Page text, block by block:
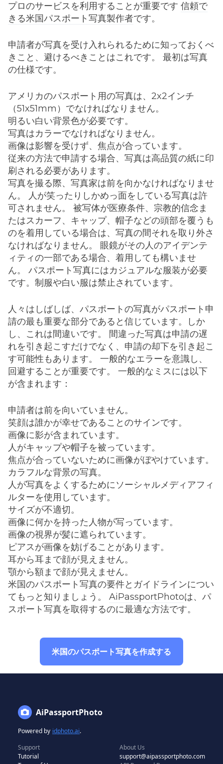
プロのサービスを利用することが重要です 信頼で
きる米国パスポート写真製作者です。
申請者が写真を受け入れられるために知っておくべ
きこと、避けるべきことはこれです。 最初は写真
の仕様です。
アメリカのパスポート用の写真は、2x2インチ
（51x51mm）でなければなりません。
明るい白い背景色が必要です。
写真はカラーでなければなりません。
画像は影響を受けず、焦点が合っています。
従来の方法で申請する場合、写真は高品質の紙に印
刷される必要があります。
写真を撮る際、写真家は前を向かなければなりませ
ん。 人が笑ったりしかめっ面をしている写真は許
可されません。 被写体が医療条件、宗教的信念ま
たはスカーフ、キャップ、帽子などの頭部を覆うも
のを着用している場合は、写真の間それを取り外さ
なければなりません。 眼鏡がその人のアイデンテ
ィティの一部である場合、着用しても構いませ
ん。 パスポート写真にはカジュアルな服装が必要
です。制服や白い服は禁止されています。
人々はしばしば、パスポートの写真がパスポート申
請の最も重要な部分であると信じています。しか
し、これは間違いです。 間違った写真は申請の遅
れを引き起こすだけでなく、申請の却下を引き起こ
す可能性もあります。 一般的なエラーを意識し、
回避することが重要です。 一般的なミスには以下
が含まれます：
申請者は前を向いていません。
笑顔は誰かが幸せであることのサインです。
画像に影が含まれています。
人がキャップや帽子を被っています。
焦点が合っていないために画像がぼやけています。
カラフルな背景の写真。
人が写真をよくするためにソーシャルメディアフィ
ルターを使用しています。
サイズが不適切。
画像に何かを持った人物が写っています。
画像の視界が髪に遮られています。
ピアスが画像を妨げることがあります。
耳から耳まで顔が見えません。
顎から額まで顔が見えません。
米国のパスポート写真の要件とガイドラインについ
てもっと知りましょう。 AiPassportPhotoは、パ
スポート写真を取得するのに最適な方法です。
米国のパスポート写真を作成する
AiPassportPhoto
Powered by idphoto.ai.
Support
Tutorial
About Us
support@aipassportphoto.com